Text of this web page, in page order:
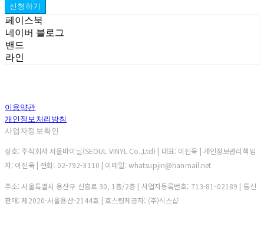
신청하기
페이스북
네이버 블로그
밴드
라인
이용약관
개인정보처리방침
사업자정보확인
상호: 주식회사 서울바이닐(SEOUL VINYL Co.,Ltd) | 대표: 이진욱 | 개인정보관리책임
자: 이진욱 | 전화: 02-792-3110 | 이메일: whatsupjin@hanmail.net
주소: 서울특별시 용산구 신흥로 30, 1층/2층 | 사업자등록번호: 713-81-02189 | 통신
판매: 제2020-서울용산-2144호 | 호스팅제공자: (주)식스샵